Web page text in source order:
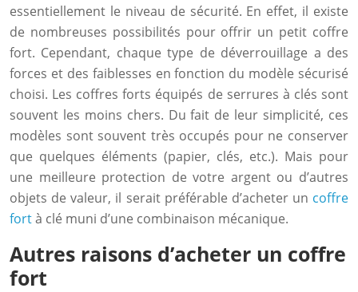
essentiellement le niveau de sécurité. En effet, il existe
de nombreuses possibilités pour offrir un petit coffre
fort. Cependant, chaque type de déverrouillage a des
forces et des faiblesses en fonction du modèle sécurisé
choisi. Les coffres forts équipés de serrures à clés sont
souvent les moins chers. Du fait de leur simplicité, ces
modèles sont souvent très occupés pour ne conserver
que quelques éléments (papier, clés, etc.). Mais pour
une meilleure protection de votre argent ou d’autres
objets de valeur, il serait préférable d’acheter un coffre
fortà clé muni d’une combinaison mécanique.
Autres raisons d’acheter un coffre
fort